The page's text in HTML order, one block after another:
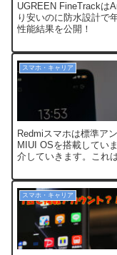
UGREEN FineTrackは
り安いのに防水設計で
性能結果を公開！
スマホ・キャリア
Redmiスマホは標準ア
MIUI OSを搭載してい
介していきます。これ
スマホ・キャリア